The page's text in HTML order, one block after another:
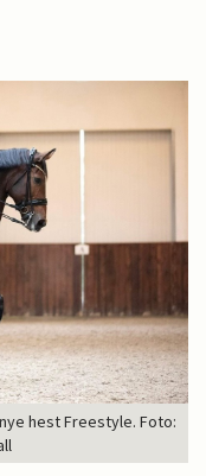
hest Freestyle. Foto: